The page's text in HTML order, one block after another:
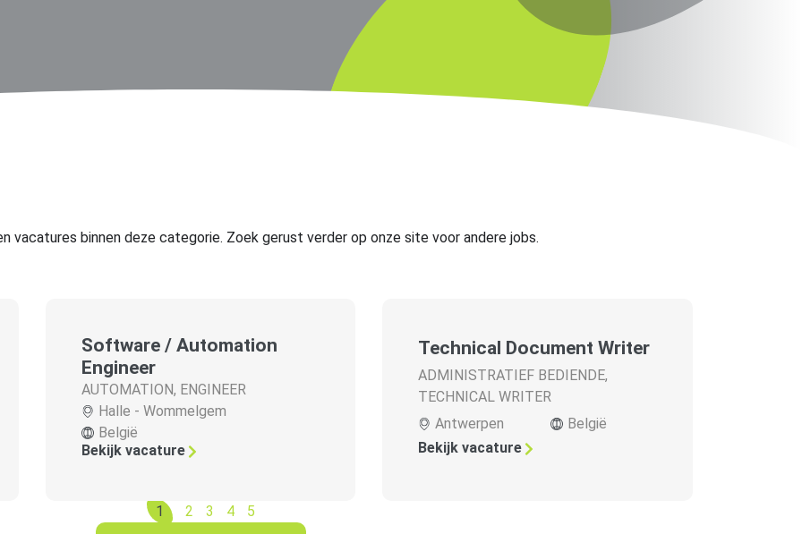
vacatures binnen deze categorie. Zoek gerust verder op onze site voor andere jobs.
Software / Automation
Engineer
AUTOMATION, ENGINEER
Halle - Wommelgem
België
Bekijk vacature
Technical Document Writer
ADMINISTRATIEF BEDIENDE,
TECHNICAL WRITER
Antwerpen
België
Bekijk vacature
1 2 3 4
5